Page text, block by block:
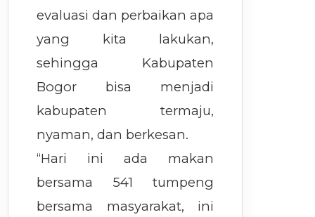
evaluasi dan perbaikan apa
yang kita lakukan,
sehingga Kabupaten
Bogor bisa menjadi
kabupaten termaju,
nyaman, dan berkesan.
“Hari ini ada makan
bersama 541 tumpeng
bersama masyarakat, ini